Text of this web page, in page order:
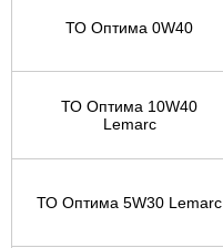
ТО Оптима 0W40
ТО Оптима 10W40
Lemarc
ТО Оптима 5W30 Lemarc